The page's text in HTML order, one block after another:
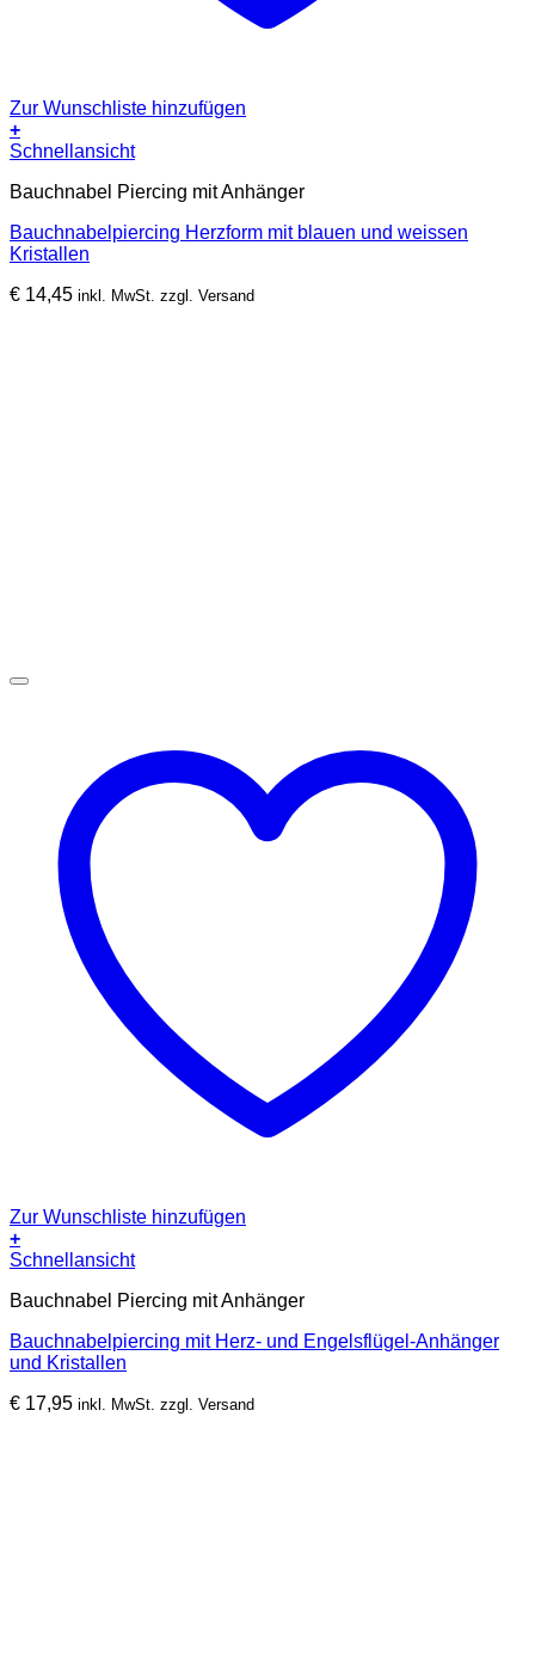
Zur Wunschliste hinzufügen
+
Schnellansicht
Bauchnabel Piercing mit Anhänger
Bauchnabelpiercing Herzform mit blauen und weissen
Kristallen
€ 14,45 inkl. MwSt. zzgl. Versand
Zur Wunschliste hinzufügen
+
Schnellansicht
Bauchnabel Piercing mit Anhänger
Bauchnabelpiercing mit Herz- und Engelsflügel-Anhänger
und Kristallen
€ 17,95 inkl. MwSt. zzgl. Versand